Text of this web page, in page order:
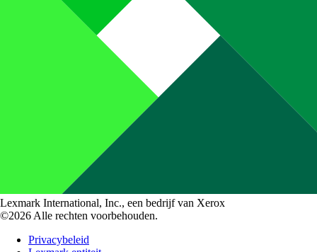
Lexmark International, Inc., een bedrijf van Xerox
©2026 Alle rechten voorbehouden.
Privacybeleid